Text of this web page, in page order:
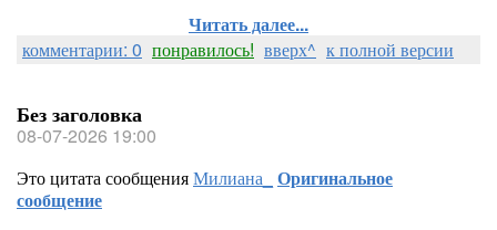
Читать далее...
комментарии: 0 понравилось! вверх^ к полной версии
Без заголовка
08-07-2026 19:00
Это цитата сообщенияМилиана_ Оригинальное
сообщение